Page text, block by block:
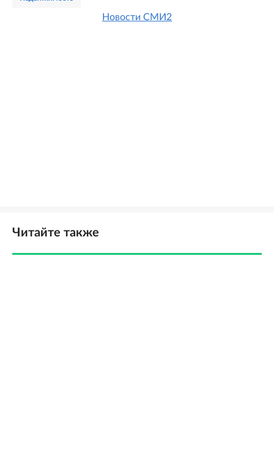
Новости СМИ2
Читайте также